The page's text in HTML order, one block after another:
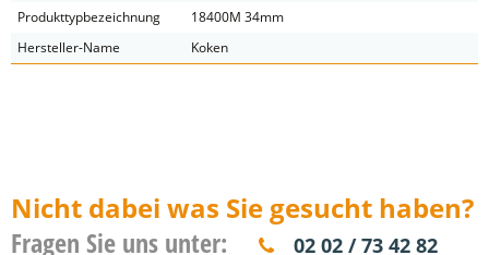
Produkttypbezeichnung
18400M 34mm
Hersteller-Name
Koken
Nicht dabei was Sie gesucht haben?
Fragen Sie uns unter:
02 02 / 73 42 82